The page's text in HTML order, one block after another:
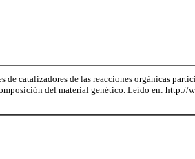
catalizadores de las reacciones orgánicas
del material genético. Leído en: http://